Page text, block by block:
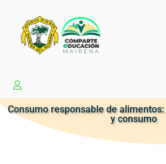
Consumo responsable de
y consumo